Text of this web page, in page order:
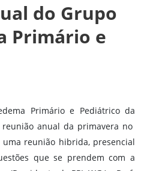
do Grupo
Primário e
Primário e Pediátrico da
reunião anual da primavera no
reunião hibrida, presencial
que se prendem com a